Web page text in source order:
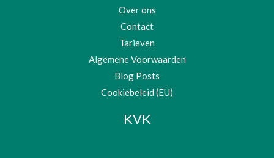
Over ons
Contact
Tarieven
Algemene Voorwaarden
Blog Posts
Cookiebeleid (EU)
KVK